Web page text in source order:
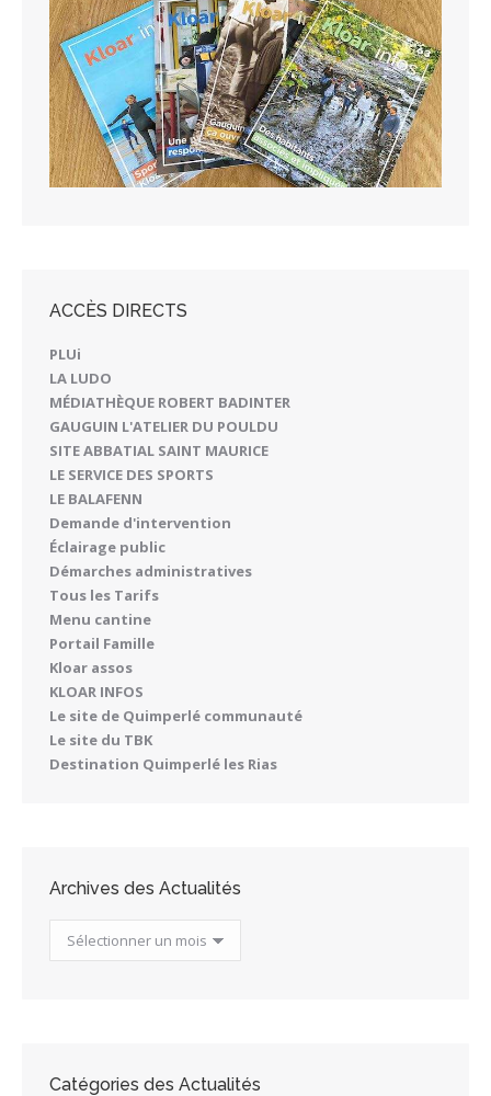
ACCÈS DIRECTS
PLUi
LA LUDO
MÉDIATHÈQUE ROBERT BADINTER
GAUGUIN L'ATELIER DU POULDU
SITE ABBATIAL SAINT MAURICE
LE SERVICE DES SPORTS
LE BALAFENN
Demande d'intervention
Éclairage public
Démarches administratives
Tous les Tarifs
Menu cantine
Portail Famille
Kloar assos
KLOAR INFOS
Le site de Quimperlé communauté
Le site du TBK
Destination Quimperlé les Rias
Archives des Actualités
Archives
des
Catégories des Actualités